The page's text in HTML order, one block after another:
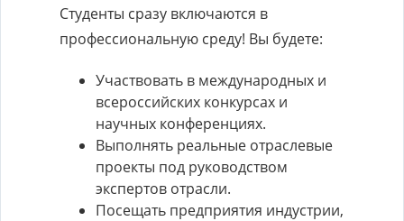
Студенты сразу включаются в
профессиональную среду! Вы будете:
Участвовать в международных и
всероссийских конкурсах и
научных конференциях.
Выполнять реальные отраслевые
проекты под руководством
экспертов отрасли.
Посещать предприятия индустрии,